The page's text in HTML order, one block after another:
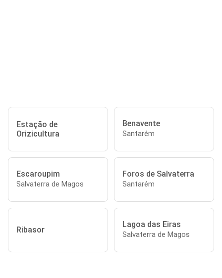
Estação de
Orizicultura
Benavente
Santarém
Escaroupim
Salvaterra de Magos
Foros de Salvaterra
Santarém
Ribasor
Lagoa das Eiras
Salvaterra de Magos